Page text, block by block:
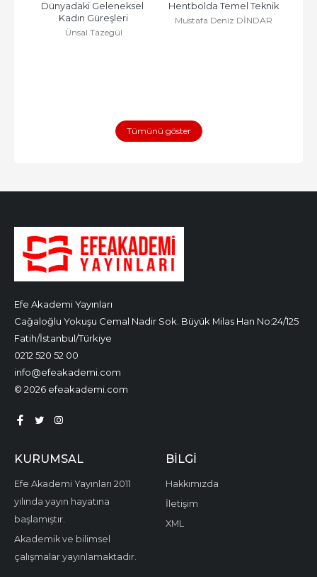
Dünyadaki Geleneksel
Kadın Güreşleri
Ünsal Tazegül
Hentbolda Temel Teknik
Mustafa Deniz DİNDAR
Tümünü göster
Efe Akademi Yayınları
Cağaloğlu Yokuşu Cemal Nadir Sok. Büyük Milas Han No:24/125
Fatih/İstanbul/Türkiye
0212 520 52 00
info@efeakademi.com
© 2026 efeakademi.com
KURUMSAL
Efe Akademi Yayınları 2011
yılında yayın hayatına
başlamıştır.
Akademik ve bilimsel
çalışmalar yayınlamaktadır.
BILGI
Hakkımızda
İletişim
XML